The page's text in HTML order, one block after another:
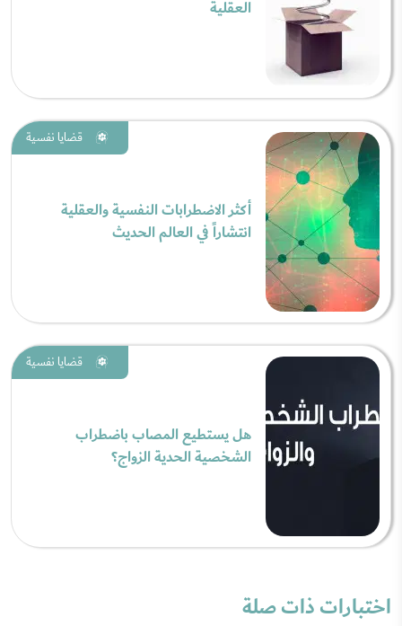
العقلية
قضايا نفسية
أكثر الاضطرابات النفسية والعقلية
انتشاراً في العالم الحديث
قضايا نفسية
هل يستطيع المصاب باضطراب
الشخصية الحدية الزواج؟
اختبارات ذات صلة